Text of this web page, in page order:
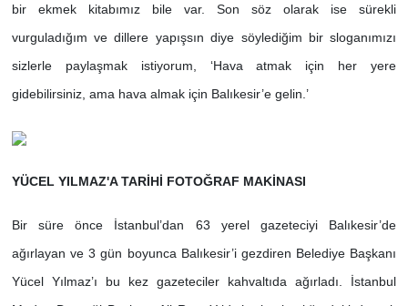
bir ekmek kitabımız bile var. Son söz olarak ise sürekli
vurguladığım ve dillere yapışsın diye söylediğim bir sloganımızı
sizlerle paylaşmak istiyorum, ‘Hava atmak için her yere
gidebilirsiniz, ama hava almak için Balıkesir’e gelin.’
YÜCEL YILMAZ'A TARİHİ FOTOĞRAF MAKİNASI
Bir süre önce İstanbul’dan 63 yerel gazeteciyi Balıkesir’de
ağırlayan ve 3 gün boyunca Balıkesir’i gezdiren Belediye Başkanı
Yücel Yılmaz’ı bu kez gazeteciler kahvaltıda ağırladı. İstanbul